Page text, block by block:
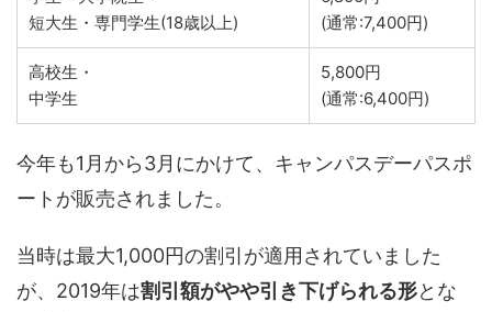
短大生・専門学生(18歳以上)
(通常:7,400円)
高校生・
中学生
5,800円
(通常:6,400円)
今年も1月から3月にかけて、キャンパスデーパスポ
ートが販売されました。
当時は最大1,000円の割引が適用されていました
が、2019年は割引額がやや引き下げられる形とな